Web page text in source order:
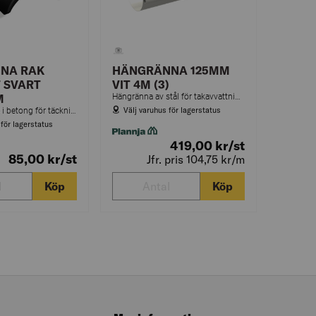
RAK
SVART
lagerstatus
85,00 kr/st
Köp
HÄNGRÄNNA 125MM
VIT 4M (3)
Välj varuhus för lagerstatus
419,00 kr/st
Jfr. pris 104,75 kr/m
Köp